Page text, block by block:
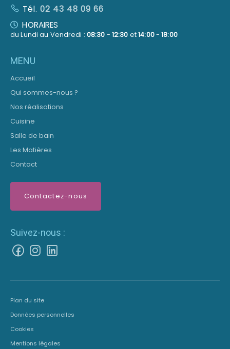
Tél. 02 43 48 09 66
HORAIRES
du Lundi au Vendredi : 08:30 - 12:30 et14:00-18:00
MENU
Accueil
Qui sommes-nous ?
Nos réalisations
Cuisine
Salle de bain
Les Matières
Contact
Contactez-nous
Suivez-nous :
Plan du site
Données personnelles
Cookies
Mentions légales